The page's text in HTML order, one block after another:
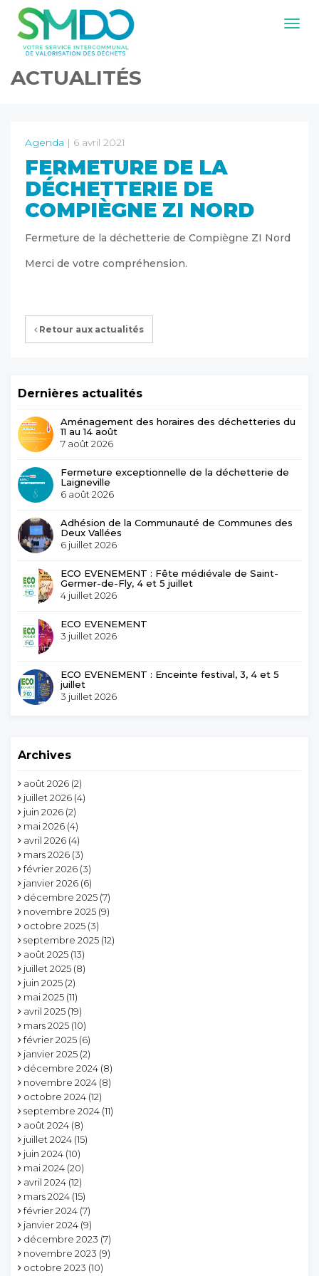
ACTUALITÉS
Agenda | 6 avril 2021
FERMETURE DE LA
DÉCHETTERIE DE
COMPIÈGNE ZI NORD
Fermeture de la déchetterie de Compiègne ZI Nord
Merci de votre compréhension.
Retour aux actualités
Dernières actualités
Aménagement des horaires des déchetteries du
11 au 14 août
7 août 2026
Fermeture exceptionnelle de la déchetterie de
Laigneville
6 août 2026
Adhésion de la Communauté de Communes des
Deux Vallées
6 juillet 2026
ECO EVENEMENT : Fête médiévale de Saint-
Germer-de-Fly, 4 et 5 juillet
4 juillet 2026
ECO EVENEMENT
3 juillet 2026
ECO EVENEMENT : Enceinte festival, 3, 4 et 5
juillet
3 juillet 2026
Archives
août 2026 (2)
juillet 2026 (4)
juin 2026 (2)
mai 2026 (4)
avril 2026 (4)
mars 2026 (3)
février 2026 (3)
janvier 2026 (6)
décembre 2025 (7)
novembre 2025 (9)
octobre 2025 (3)
septembre 2025 (12)
août 2025 (13)
juillet 2025 (8)
juin 2025 (2)
mai 2025 (11)
avril 2025 (19)
mars 2025 (10)
février 2025 (6)
janvier 2025 (2)
décembre 2024 (8)
novembre 2024 (8)
octobre 2024 (12)
septembre 2024 (11)
août 2024 (8)
juillet 2024 (15)
juin 2024 (10)
mai 2024 (20)
avril 2024 (12)
mars 2024 (15)
février 2024 (7)
janvier 2024 (9)
décembre 2023 (7)
novembre 2023 (9)
octobre 2023 (10)